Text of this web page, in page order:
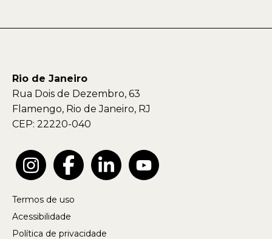
Rio de Janeiro
Rua Dois de Dezembro, 63
Flamengo, Rio de Janeiro, RJ
CEP: 22220-040
Termos de uso
Acessibilidade
Política de privacidade